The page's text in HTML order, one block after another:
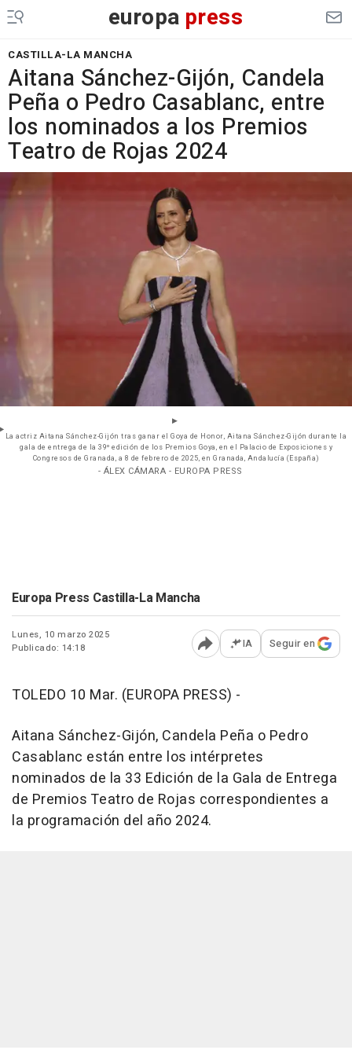
europa press
CASTILLA-LA MANCHA
Aitana Sánchez-Gijón, Candela
Peña o Pedro Casablanc, entre
los nominados a los Premios
Teatro de Rojas 2024
La actriz Aitana Sánchez-Gijón tras ganar el Goya de Honor, Aitana Sánchez-Gijón durante la
gala de entrega de la 39º edición de los Premios Goya, en el Palacio de Exposiciones y
Congresos de Granada, a 8 de febrero de 2025, en Granada, Andalucía (España)
- ÁLEX CÁMARA - EUROPA PRESS
Europa Press Castilla-La Mancha
Lunes, 10 marzo 2025
Publicado: 14:18
Abrir opciones para
IA Seguir en
TOLEDO 10 Mar. (EUROPA PRESS) -
Aitana Sánchez-Gijón, Candela Peña o Pedro
Casablanc están entre los intérpretes
nominados de la 33 Edición de la Gala de Entrega
de Premios Teatro de Rojas correspondientes a
la programación del año 2024.